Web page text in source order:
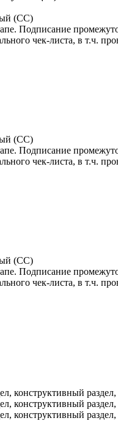
(СС)
Подписание
чек-листа, в т.ч.
(СС)
Подписание
чек-листа, в т.ч.
(СС)
Подписание
чек-листа, в т.ч.
конструктивный
конструктивный
конструктивный